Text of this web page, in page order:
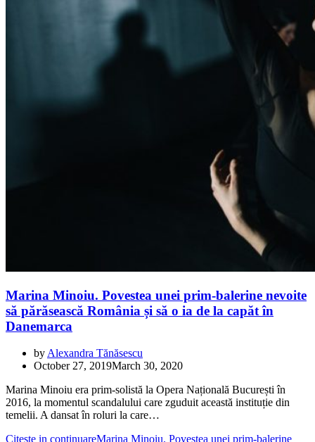
Marina Minoiu. Povestea unei prim-balerine nevoite
să părăsească România și să o ia de la capăt în
Danemarca
byAlexandra Tănăsescu
October 27, 2019March 30, 2020
Marina Minoiu era prim-solistă la Opera Națională București în
2016, la momentul scandalului care zguduit această instituție din
temelii. A dansat în roluri la care…
Citeste in continuareMarina Minoiu. Povestea unei prim-balerine